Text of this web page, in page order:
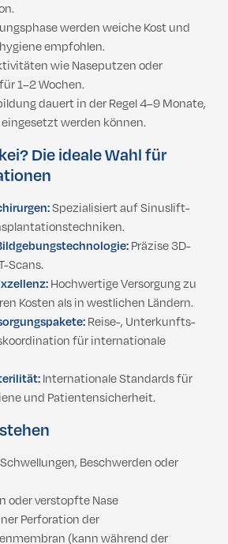
werden weiche Kost und
empfohlen.
wie Naseputzen oder
1–2 Wochen.
dauert in der Regel 4–9 Monate,
werden können.
Die ideale Wahl für
Spezialisiert auf Sinuslift-
Präzise 3D-
Scans.
Hochwertige Versorgung zu
Kosten als in westlichen Ländern.
Reise-, Unterkunfts-
für internationale
Internationale Standards für
und Patientensicherheit.
Beschwerden oder
oder verstopfte Nase
Perforation der
(kann während der